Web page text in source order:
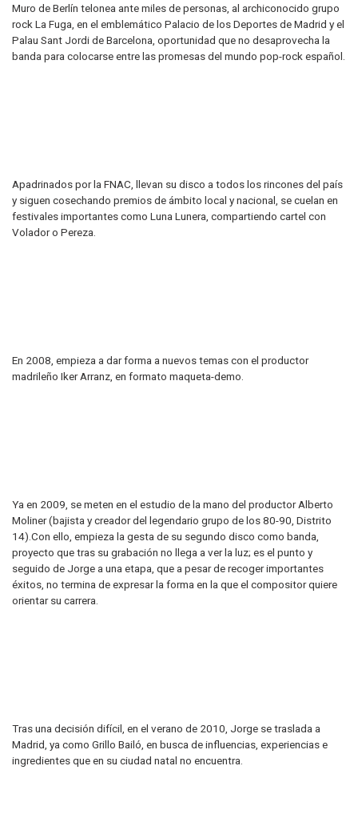
Muro de Berlín telonea ante miles de personas, al archiconocido grupo
rock La Fuga, en el emblemático Palacio de los Deportes de Madrid y el
Palau Sant Jordi de Barcelona, oportunidad que no desaprovecha la
banda para colocarse entre las promesas del mundo pop-rock español.
Apadrinados por la FNAC, llevan su disco a todos los rincones del país
y siguen cosechando premios de ámbito local y nacional, se cuelan en
festivales importantes como Luna Lunera, compartiendo cartel con
Volador o Pereza.
En 2008, empieza a dar forma a nuevos temas con el productor
madrileño Iker Arranz, en formato maqueta-demo.
Ya en 2009, se meten en el estudio de la mano del productor Alberto
Moliner (bajista y creador del legendario grupo de los 80-90, Distrito
14).Con ello, empieza la gesta de su segundo disco como banda,
proyecto que tras su grabación no llega a ver la luz; es el punto y
seguido de Jorge a una etapa, que a pesar de recoger importantes
éxitos, no termina de expresar la forma en la que el compositor quiere
orientar su carrera.
Tras una decisión difícil, en el verano de 2010, Jorge se traslada a
Madrid, ya como Grillo Bailó, en busca de influencias, experiencias e
ingredientes que en su ciudad natal no encuentra.